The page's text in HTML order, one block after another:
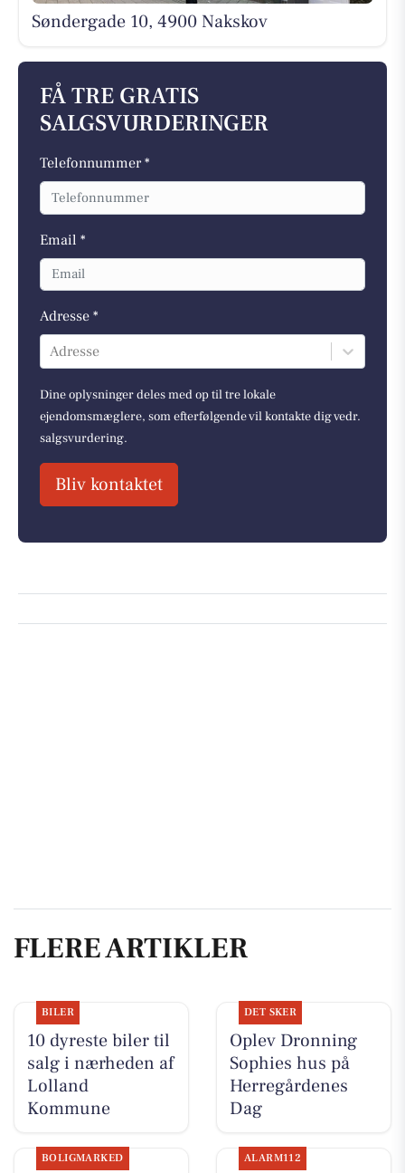
Søndergade 10, 4900 Nakskov
FÅ TRE GRATIS
SALGSVURDERINGER
Telefonnummer *
Email *
Adresse *
Adresse
Dine oplysninger deles med op til tre lokale
ejendomsmæglere, som efterfølgende vil kontakte dig vedr.
salgsvurdering.
Bliv kontaktet
FLERE ARTIKLER
BILER
10 dyreste biler til
salg i nærheden af
Lolland
Kommune
DET SKER
Oplev Dronning
Sophies hus på
Herregårdenes
Dag
BOLIGMARKED ALARM112